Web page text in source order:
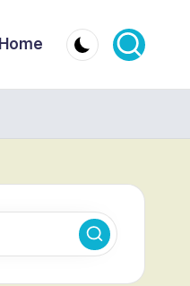
Home